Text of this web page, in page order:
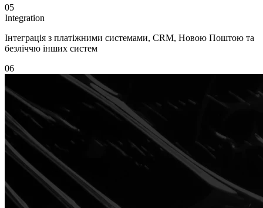
05
Integration
Інтеграція з платіжними системами, CRM, Новою Поштою та
безліччю інших систем
06